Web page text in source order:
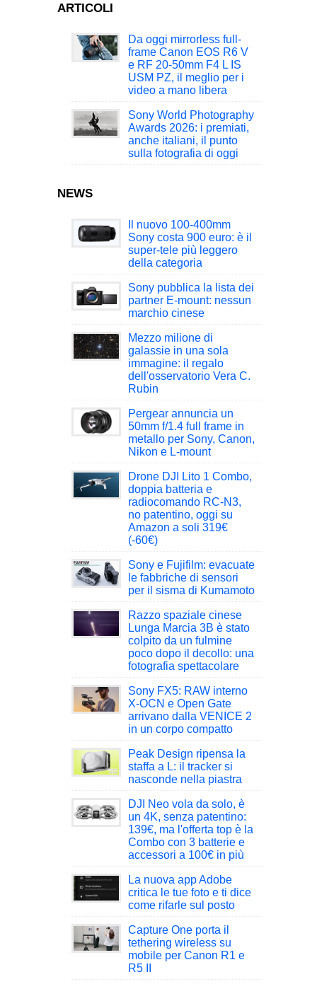
ARTICOLI
Da oggi mirrorless full-
frame Canon EOS R6 V
e RF 20-50mm F4 L IS
USM PZ, il meglio per i
video a mano libera
Sony World Photography
Awards 2026: i premiati,
anche italiani, il punto
sulla fotografia di oggi
NEWS
Il nuovo 100-400mm
Sony costa 900 euro: è il
super-tele più leggero
della categoria
Sony pubblica la lista dei
partner E-mount: nessun
marchio cinese
Mezzo milione di
galassie in una sola
immagine: il regalo
dell'osservatorio Vera C.
Rubin
Pergear annuncia un
50mm f/1.4 full frame in
metallo per Sony, Canon,
Nikon e L-mount
Drone DJI Lito 1 Combo,
doppia batteria e
radiocomando RC-N3,
no patentino, oggi su
Amazon a soli 319€
(-60€)
Sony e Fujifilm: evacuate
le fabbriche di sensori
per il sisma di Kumamoto
Razzo spaziale cinese
Lunga Marcia 3B è stato
colpito da un fulmine
poco dopo il decollo: una
fotografia spettacolare
Sony FX5: RAW interno
X-OCN e Open Gate
arrivano dalla VENICE 2
in un corpo compatto
Peak Design ripensa la
staffa a L: il tracker si
nasconde nella piastra
DJI Neo vola da solo, è
un 4K, senza patentino:
139€, ma l'offerta top è la
Combo con 3 batterie e
accessori a 100€ in più
La nuova app Adobe
critica le tue foto e ti dice
come rifarle sul posto
Capture One porta il
tethering wireless su
mobile per Canon R1 e
R5 II